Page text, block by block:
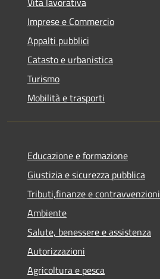
Imprese e Commercio
Appalti pubblici
Catasto e urbanistica
Turismo
Mobilità e trasporti
Educazione e formazione
Giustizia e sicurezza pubblica
Tributi,finanze e contravvenzioni
Ambiente
Salute, benessere e assistenza
Autorizzazioni
Agricoltura e pesca